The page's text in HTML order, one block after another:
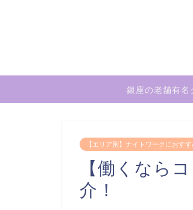
銀座の老舗有名
【エリア別】ナイトワークにおす
【働くなら
介！